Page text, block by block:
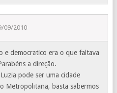
09/2010
e democratico era o que faltava
a direção.
pode ser uma cidade
Metropolitana, basta sabermos